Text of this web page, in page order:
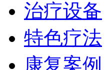
治疗设备
特色疗法
康复案例